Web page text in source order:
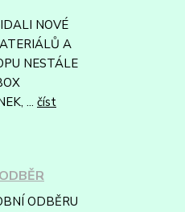
NOVÉ
A
NESTÁLE
... číst
ODBĚRU